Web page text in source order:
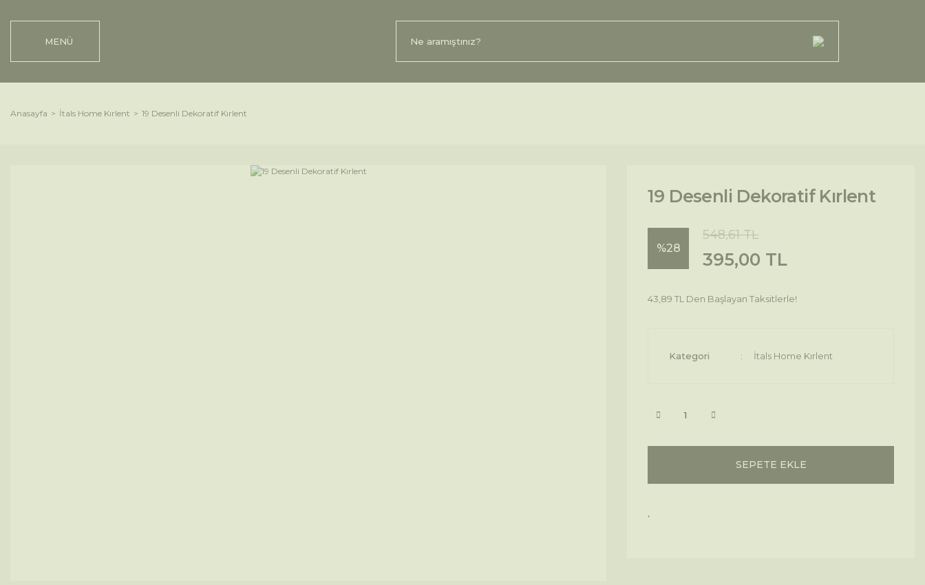
MENÜ
Anasayfa İtals Home Kırlent 19 Desenli Dekoratif Kırlent
19 Desenli Dekoratif Kırlent
%28
548,61 TL
395,00 TL
43,89 TL Den Başlayan Taksitlerle!
Kategori İtals Home Kırlent
SEPETE EKLE